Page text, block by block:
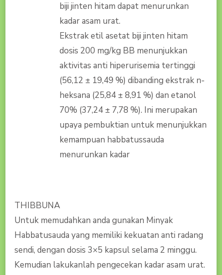
biji jinten hitam dapat menurunkan
kadar asam urat.
Ekstrak etil asetat biji jinten hitam
dosis 200 mg/kg BB menunjukkan
aktivitas anti hiperurisemia tertinggi
(56,12 ± 19,49 %) dibanding ekstrak n-
heksana (25,84 ± 8,91 %) dan etanol
70% (37,24 ± 7,78 %). Ini merupakan
upaya pembuktian untuk menunjukkan
kemampuan habbatussauda
menurunkan kadar
THIBBUNA
Untuk memudahkan anda gunakan Minyak
Habbatusauda yang memiliki kekuatan anti radang
sendi, dengan dosis 3×5 kapsul selama 2 minggu.
Kemudian lakukanlah pengecekan kadar asam urat.